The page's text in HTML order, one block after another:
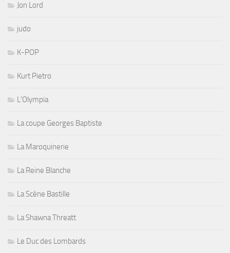
Jon Lord
judo
K-POP
Kurt Pietro
L'Olympia
La coupe Georges Baptiste
La Maroquinerie
La Reine Blanche
La Scène Bastille
La Shawna Threatt
Le Duc des Lombards